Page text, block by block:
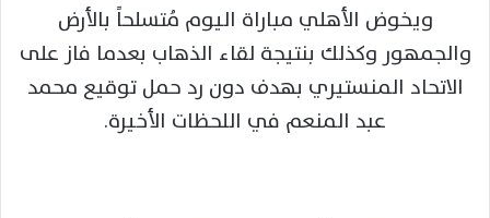
ويخوض الأهلي مباراة اليوم مُتسلحاً بالأرض
والجمهور وكذلك بنتيجة لقاء الذهاب بعدما فاز على
الاتحاد المنستيري بهدف دون رد حمل توقيع محمد
عبد المنعم في اللحظات الأخيرة.